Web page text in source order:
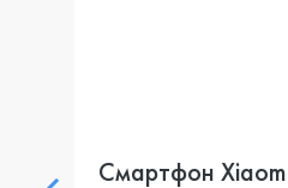
Смартфон